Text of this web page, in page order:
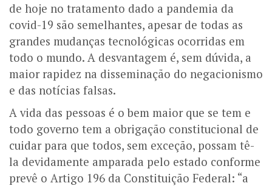
de hoje no tratamento dado a pandemia da
covid-19 são semelhantes, apesar de todas as
grandes mudanças tecnológicas ocorridas em
todo o mundo. A desvantagem é, sem dúvida, a
maior rapidez na disseminação do negacionismo
e das notícias falsas.
A vida das pessoas é o bem maior que se tem e
todo governo tem a obrigação constitucional de
cuidar para que todos, sem exceção, possam tê-
la devidamente amparada pelo estado conforme
prevê o Artigo 196 da Constituição Federal: “a